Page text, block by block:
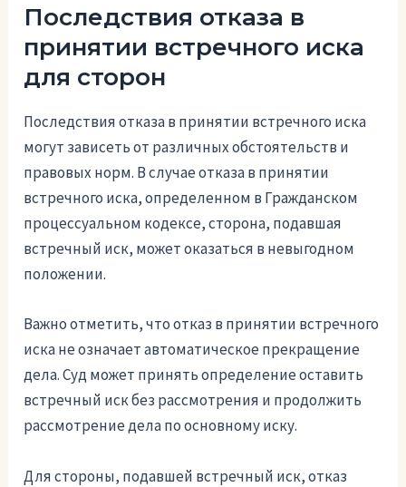
Последствия отказа в
принятии встречного иска
для сторон
Последствия отказа в принятии встречного иска
могут зависеть от различных обстоятельств и
правовых норм. В случае отказа в принятии
встречного иска, определенном в Гражданском
процессуальном кодексе, сторона, подавшая
встречный иск, может оказаться в невыгодном
положении.
Важно отметить, что отказ в принятии встречного
иска не означает автоматическое прекращение
дела. Суд может принять определение оставить
встречный иск без рассмотрения и продолжить
рассмотрение дела по основному иску.
Для стороны, подавшей встречный иск, отказ